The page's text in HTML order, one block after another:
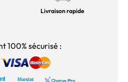
Livraison rapide
100% sécurisé :